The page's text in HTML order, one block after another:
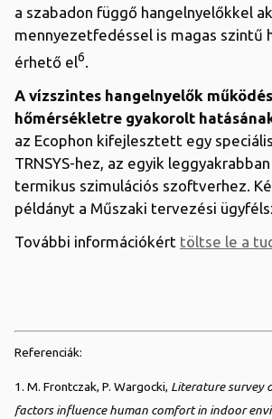
a szabadon függő hangelnyelőkkel
mennyezetfedéssel is magas szintű
érhető el6.
A vízszintes hangelnyelők
hőmérsékletre gyakorolt
az Ecophon kifejlesztett egy
TRNSYS-hez, az egyik
termikus szimulációs szoftverhez.
példányt a Műszaki tervezési
További információkért töltse le a
Referenciák:
1. M. Frontczak, P. Wargocki, Literature survey
factors influence human comfort in indoor